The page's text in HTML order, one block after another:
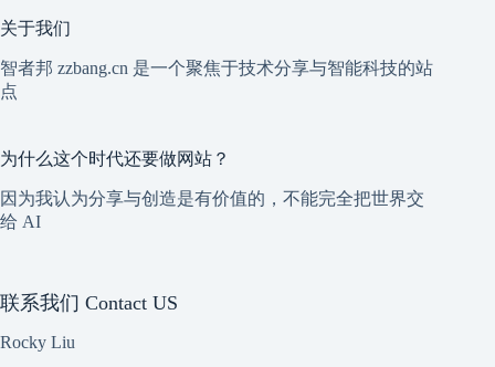
关于我们
智者邦 zzbang.cn 是一个聚焦于技术分享与智能科技的站
点
为什么这个时代还要做网站？
因为我认为分享与创造是有价值的，不能完全把世界交
给 AI
联系我们 Contact US
Rocky Liu